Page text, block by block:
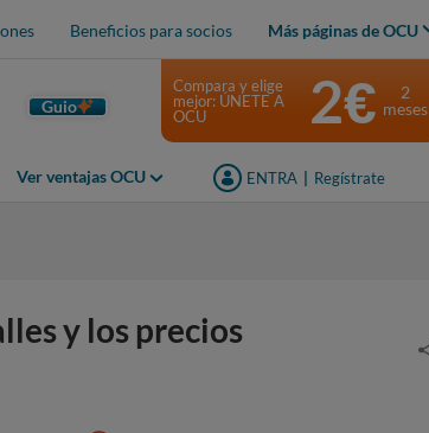
Beneficios para socios Más páginas de OCU
Guio
Ver ventajas OCU ENTRA Regístrate
Compara y elige
mejor: ÚNETE A
OCU
2€
2
meses
y los precios